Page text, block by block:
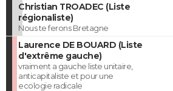
Christian TROADEC (Liste
régionaliste)
Nous te ferons Bretagne
Laurence DE BOUARD (Liste
d'extrême gauche)
vraiment a gauche liste unitaire,
anticapitaliste et pour une
ecologie radicale